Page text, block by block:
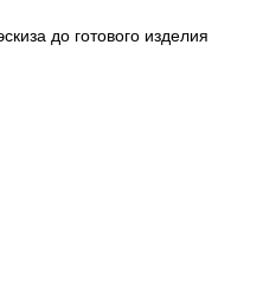
до готового изделия